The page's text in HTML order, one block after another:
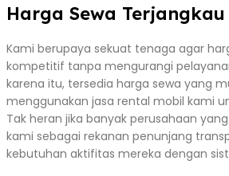
Harga Sewa Terjangkau
Kami berupaya sekuat tenaga agar
kompetitif tanpa mengurangi
karena itu, tersedia harga sewa yang
menggunakan jasa rental mobil kami
Tak heran jika banyak perusahaan
kami sebagai rekanan penunjang
kebutuhan aktifitas mereka dengan